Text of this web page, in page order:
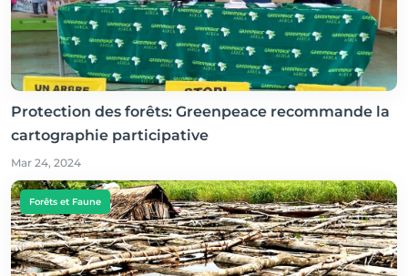
Protection des forêts: Greenpeace recommande la
cartographie participative
Mar 24, 2024
Forêts et Faune